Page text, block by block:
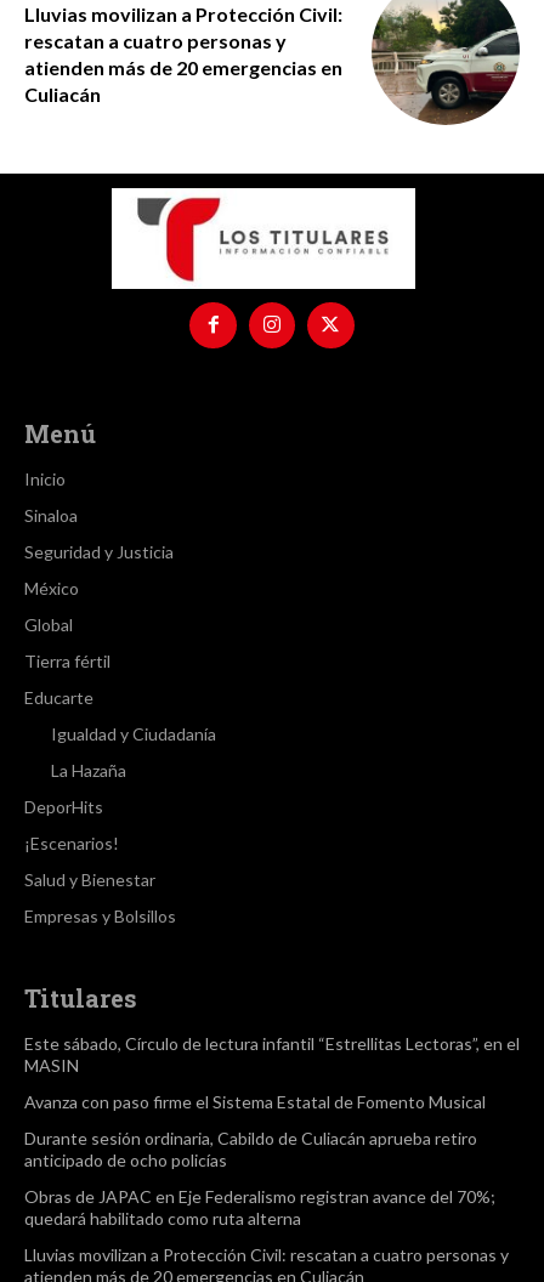
Lluvias movilizan a Protección Civil:
rescatan a cuatro personas y
atienden más de 20 emergencias en
Culiacán
Menú
Inicio
Sinaloa
Seguridad y Justicia
México
Global
Tierra fértil
Educarte
Igualdad y Ciudadanía
La Hazaña
DeporHits
¡Escenarios!
Salud y Bienestar
Empresas y Bolsillos
Titulares
Este sábado, Círculo de lectura infantil “Estrellitas Lectoras”, en el
MASIN
Avanza con paso firme el Sistema Estatal de Fomento Musical
Durante sesión ordinaria, Cabildo de Culiacán aprueba retiro
anticipado de ocho policías
Obras de JAPAC en Eje Federalismo registran avance del 70%;
quedará habilitado como ruta alterna
Lluvias movilizan a Protección Civil: rescatan a cuatro personas y
atienden más de 20 emergencias en Culiacán